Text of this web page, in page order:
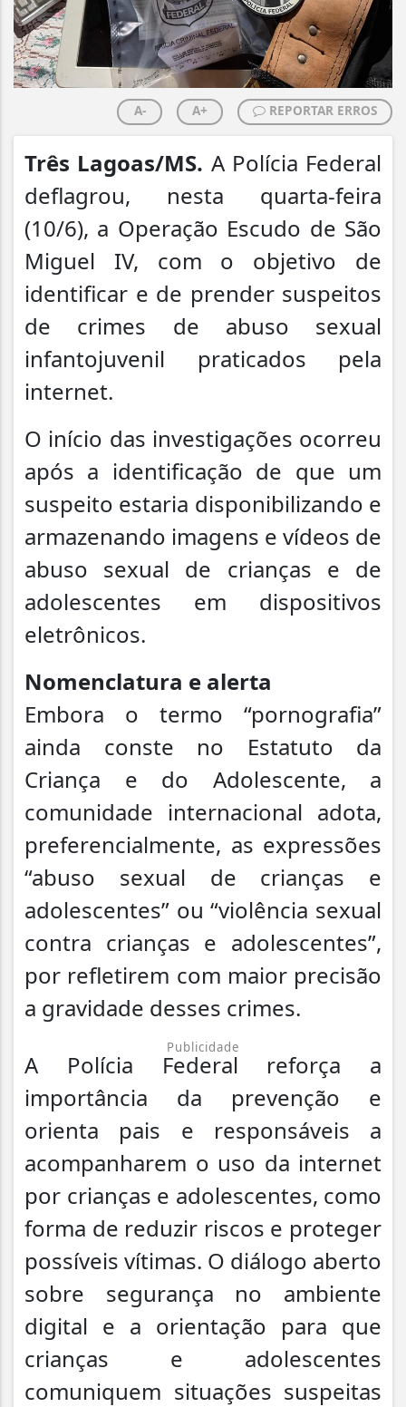
A- A+ REPORTAR ERROS
Três Lagoas/MS. A Polícia Federal
deflagrou, nesta quarta-feira
(10/6), a Operação Escudo de São
Miguel IV, com o objetivo de
identificar e de prender suspeitos
de crimes de abuso sexual
infantojuvenil praticados pela
internet.
O início das investigações ocorreu
após a identificação de que um
suspeito estaria disponibilizando e
armazenando imagens e vídeos de
abuso sexual de crianças e de
adolescentes em dispositivos
eletrônicos.
Nomenclatura e alerta
Embora o termo “pornografia”
ainda conste no Estatuto da
Criança e do Adolescente, a
comunidade internacional adota,
preferencialmente, as expressões
“abuso sexual de crianças e
adolescentes” ou “violência sexual
contra crianças e adolescentes”,
por refletirem com maior precisão
a gravidade desses crimes.
Publicidade
A Polícia Federal reforça a
importância da prevenção e
orienta pais e responsáveis a
acompanharem o uso da internet
por crianças e adolescentes, como
forma de reduzir riscos e proteger
possíveis vítimas. O diálogo aberto
sobre segurança no ambiente
digital e a orientação para que
crianças e adolescentes
comuniquem situações suspeitas